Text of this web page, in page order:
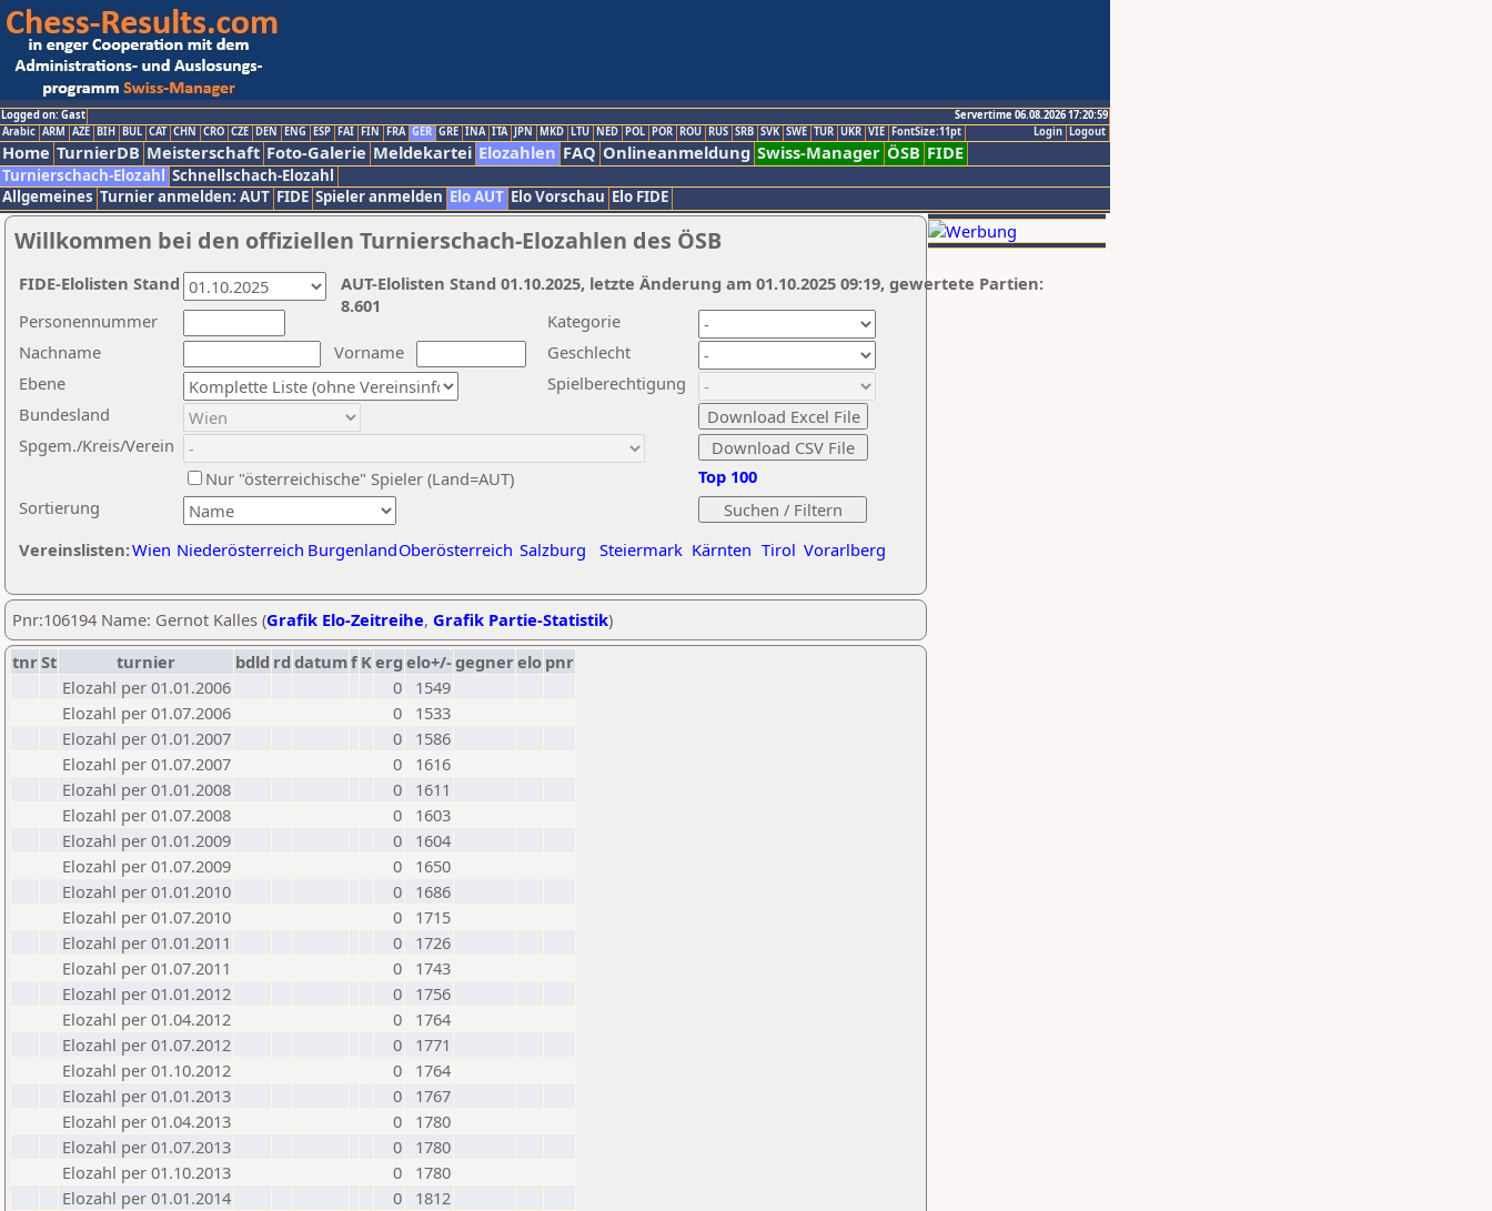
Logged on: Gast
Servertime 06.08.2026 17:20:59
Logout
Login
Arabic ARM AZE BIH BUL CAT CHN CRO CZE DEN ENG ESP FAI FIN FRA GER GRE INA ITA JPN MKD LTU NED POL POR ROU RUS SRB SVK SWE TUR UKR VIE FontSize:11pt
Home TurnierDB Meisterschaft Foto-Galerie Meldekartei Elozahlen FAQ Onlineanmeldung Swiss-Manager ÖSB FIDE
Turnierschach-Elozahl Schnellschach-Elozahl
Allgemeines Turnier anmelden: AUT FIDE Spieler anmelden Elo AUT Elo Vorschau Elo FIDE
Willkommen bei den offiziellen Turnierschach-Elozahlen des ÖSB
Nachname
Vorname
Ebene
Kategorie
Sortierung
Personennummer
Bundesland
Spgem./Kreis/Verein
Geschlecht
Nur "österreichische" Spieler (Land=AUT)
Spielberechtigung
Vereinslisten:Wien Niederösterreich BurgenlandOberösterreich Salzburg Steiermark Kärnten Tirol Vorarlberg
Top 100
AUT-Elolisten Stand 01.10.2025, letzte Änderung am 01.10.2025 09:19, gewertete Partien:
8.601
FIDE-Elolisten Stand
Pnr:106194 Name: Gernot Kalles (Grafik Elo-Zeitreihe, Grafik Partie-Statistik)
tnrSt turnier bdld rd datumf Kerg elo+/-gegnerelo pnr
Elozahl per 01.01.2006
0
1549
Elozahl per 01.07.2006
0
1533
Elozahl per 01.01.2007
0
1586
Elozahl per 01.07.2007
0
1616
Elozahl per 01.01.2008
0
1611
Elozahl per 01.07.2008
0
1603
Elozahl per 01.01.2009
0
1604
Elozahl per 01.07.2009
0
1650
Elozahl per 01.01.2010
0
1686
Elozahl per 01.07.2010
0
1715
Elozahl per 01.01.2011
0
1726
Elozahl per 01.07.2011
0
1743
Elozahl per 01.01.2012
0
1756
Elozahl per 01.04.2012
0
1764
Elozahl per 01.07.2012
0
1771
Elozahl per 01.10.2012
0
1764
Elozahl per 01.01.2013
0
1767
Elozahl per 01.04.2013
0
1780
Elozahl per 01.07.2013
0
1780
Elozahl per 01.10.2013
0
1780
Elozahl per 01.01.2014
0
1812